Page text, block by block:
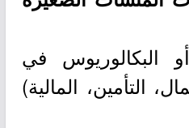
البكالوريوس في
التأمين، المالية)